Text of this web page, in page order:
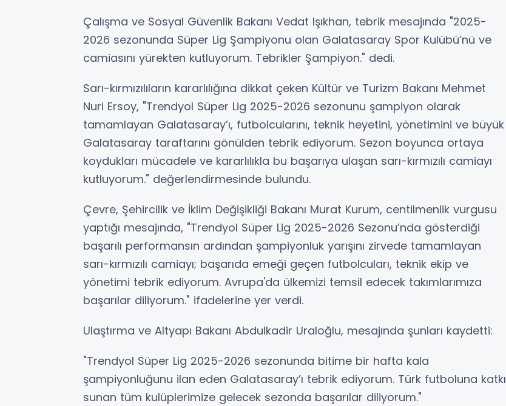
Çalışma ve Sosyal Güvenlik Bakanı Vedat Işıkhan, tebrik mesajında "2025-
2026 sezonunda Süper Lig Şampiyonu olan Galatasaray Spor Kulübü’nü ve
camiasını yürekten kutluyorum. Tebrikler Şampiyon." dedi.
Sarı-kırmızılıların kararlılığına dikkat çeken Kültür ve Turizm Bakanı Mehmet
Nuri Ersoy, "Trendyol Süper Lig 2025-2026 sezonunu şampiyon olarak
tamamlayan Galatasaray’ı, futbolcularını, teknik heyetini, yönetimini ve büyük
Galatasaray taraftarını gönülden tebrik ediyorum. Sezon boyunca ortaya
koydukları mücadele ve kararlılıkla bu başarıya ulaşan sarı-kırmızılı camiayı
kutluyorum." değerlendirmesinde bulundu.
Çevre, Şehircilik ve İklim Değişikliği Bakanı Murat Kurum, centilmenlik vurgusu
yaptığı mesajında, "Trendyol Süper Lig 2025-2026 Sezonu’nda gösterdiği
başarılı performansın ardından şampiyonluk yarışını zirvede tamamlayan
sarı-kırmızılı camiayı; başarıda emeği geçen futbolcuları, teknik ekip ve
yönetimi tebrik ediyorum. Avrupa'da ülkemizi temsil edecek takımlarımıza
başarılar diliyorum." ifadelerine yer verdi.
Ulaştırma ve Altyapı Bakanı Abdulkadir Uraloğlu, mesajında şunları kaydetti:
"Trendyol Süper Lig 2025-2026 sezonunda bitime bir hafta kala
şampiyonluğunu ilan eden Galatasaray’ı tebrik ediyorum. Türk futboluna katkı
sunan tüm kulüplerimize gelecek sezonda başarılar diliyorum."